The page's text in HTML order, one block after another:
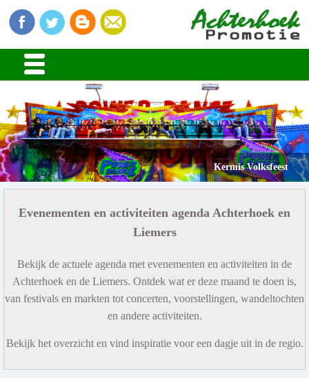
Kermis Volksfeest
Evenementen en activiteiten agenda Achterhoek en
Liemers
Bekijk de actuele agenda met evenementen en activiteiten in de
Achterhoek en de Liemers. Ontdek wat er deze maand te doen is,
van festivals en markten tot concerten, voorstellingen, wandeltochten
en andere activiteiten.
Bekijk het overzicht en vind inspiratie voor een dagje uit in de regio.